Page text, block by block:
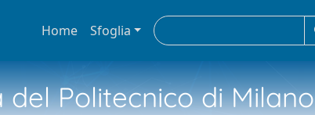
Home Sfoglia
Politecnico di Milano